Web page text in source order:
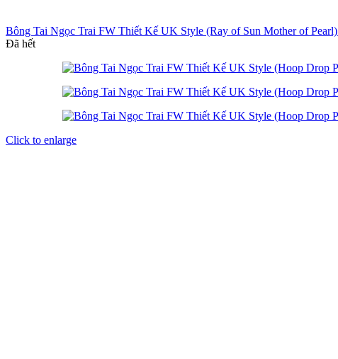
Bông Tai Ngọc Trai FW Thiết Kế UK Style (Ray of Sun Mother of Pearl)
Đã hết
Click to enlarge